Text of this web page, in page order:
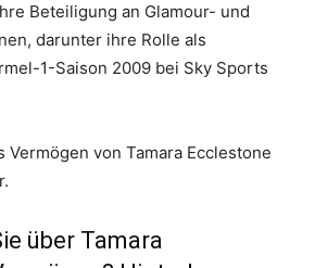
Beteiligung an Glamour- und
darunter ihre Rolle als
1-Saison 2009 bei Sky Sports
Vermögen von Tamara Ecclestone
über Tamara